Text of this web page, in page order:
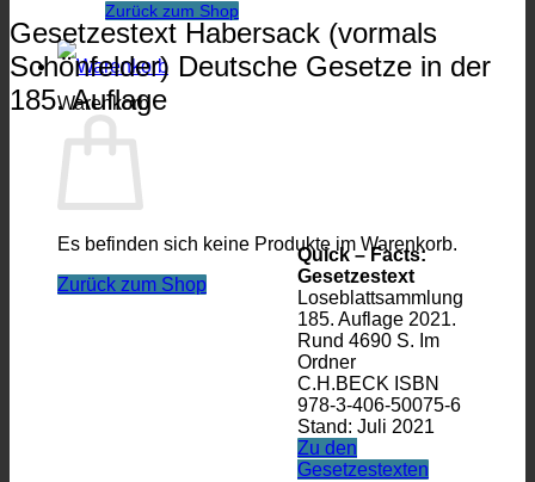
Zurück zum Shop
Warenkorb
Es befinden sich keine Produkte im Warenkorb.
Zurück zum Shop
Gesetzestext Habersack (vormals
Schönfelder) Deutsche Gesetze in der
185. Auflage
Quick – Facts:
Gesetzestext
Loseblattsammlung
185. Auflage 2021.
Rund 4690 S. Im
Ordner
C.H.BECK ISBN
978-3-406-50075-6
Stand: Juli 2021
Zu den
Gesetzestexten